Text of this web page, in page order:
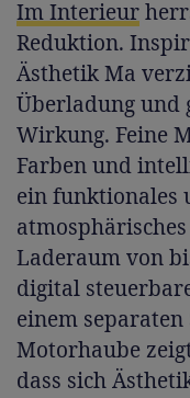
Im Interieur
Reduktion.
Ästhetik Ma
Überladung und
Wirkung. Feine
Farben und
ein funktionales
Laderaum von
digital
einem
Motorhaube
dass sich